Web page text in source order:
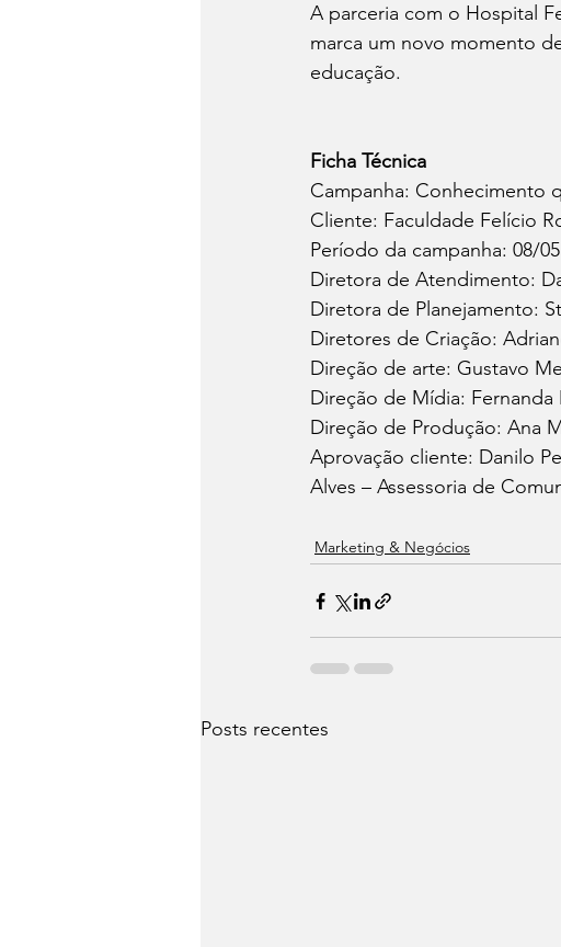
A parceria com o Hospital
marca um novo momento
educação.
Ficha Técnica
Campanha: Conhecimento
Cliente: Faculdade Felício
Período da campanha: 08/
Diretora de Atendimento:
Diretora de Planejamento:
Diretores de Criação:
Direção de arte: Gustavo
Direção de Mídia:
Direção de Produção: Ana
Aprovação cliente: Danilo
Alves – Assessoria de
Marketing & Negócios
Posts recentes